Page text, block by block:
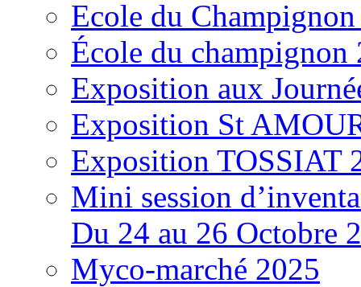
Ecole du
École du champignon
Exposition aux
Exposition St
Exposition TOSSIAT
Mini session
Du 24 au 26 Octobre
Myco-marché 2025